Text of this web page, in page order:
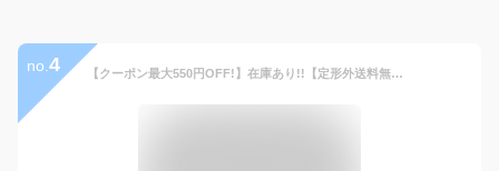
no. 4 【クーポン最大550円OFF!】在庫あり!!【定形外送料無料】靴底補修剤・50 ブラック 肉盛り ハガレ ひび割れ 靴 修理